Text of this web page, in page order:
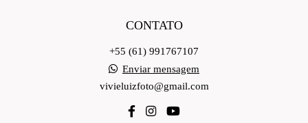
CONTATO
+55 (61) 991767107
Enviar mensagem
vivieluizfoto@gmail.com